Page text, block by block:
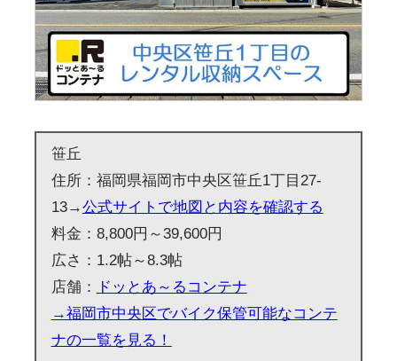
笹丘
住所：福岡県福岡市中央区笹丘1丁目27-
13→公式サイトで地図と内容を確認する
料金：8,800円～39,600円
広さ：1.2帖～8.3帖
店舗：
ドッとあ～るコンテナ
→福岡市中央区でバイク保管可能なコンテ
ナの一覧を見る！